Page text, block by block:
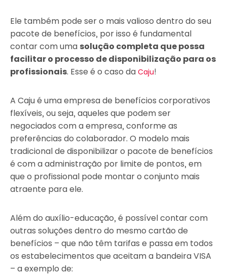
Ele também pode ser o mais valioso dentro do seu
pacote de benefícios, por isso é fundamental
contar com uma solução completa que possa
facilitar o processo de disponibilização para os
profissionais. Esse é o caso da Caju!
A Caju é uma empresa de benefícios corporativos
flexíveis, ou seja, aqueles que podem ser
negociados com a empresa, conforme as
preferências do colaborador. O modelo mais
tradicional de disponibilizar o pacote de benefícios
é com a administração por limite de pontos, em
que o profissional pode montar o conjunto mais
atraente para ele.
Além do auxílio-educação, é possível contar com
outras soluções dentro do mesmo cartão de
benefícios – que não têm tarifas e passa em todos
os estabelecimentos que aceitam a bandeira VISA
– a exemplo de: